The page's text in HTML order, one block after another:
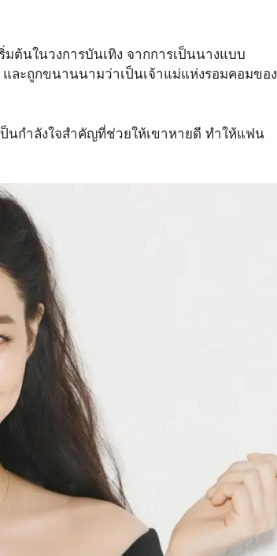
ต้นในวงการบันเทิง จากการเป็นนางแบบ
ละถูกขนานนามว่าเป็นเจ้าแม่แห่งรอมคอมของ
กำลังใจสำคัญที่ช่วยให้เขาหายดี ทำให้แฟน